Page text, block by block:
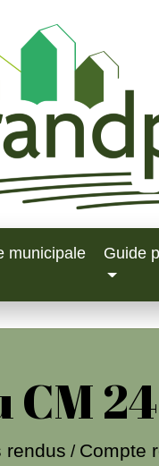
municipale Guide
CM
rendus / Compte